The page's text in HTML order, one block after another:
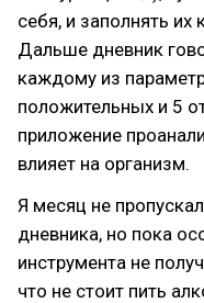
себя, и заполнять
Дальше дневник
каждому из
положительных и 5
приложение
влияет на организм.
Я месяц не
дневника, но пока
инструмента не
что не стоит пить